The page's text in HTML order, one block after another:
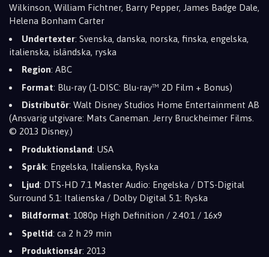
Wilkinson, William Fichtner, Barry Pepper, James Badge Dale,
Helena Bonham Carter
Undertexter: Svenska, danska, norska, finska, engelska,
italienska, isländska, ryska
Region: ABC
Format: Blu-ray (1-DISC: Blu-ray™ 2D Film + Bonus)
Distributör: Walt Disney Studios Home Entertainment AB
(Ansvarig utgivare: Mats Caneman. Jerry Bruckheimer Films.
© 2013 Disney.)
Produktionsland: USA
Språk: Engelska, Italienska, Ryska
Ljud: DTS-HD 7.1 Master Audio: Engelska / DTS-Digital
Surround 5.1: Italienska / Dolby Digital 5.1: Ryska
Bildformat: 1080p High Definition / 2.40:1 / 16x9
Speltid: ca 2 h 29 min
Produktionsår: 2013